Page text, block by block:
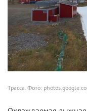
Трасса. Фото: